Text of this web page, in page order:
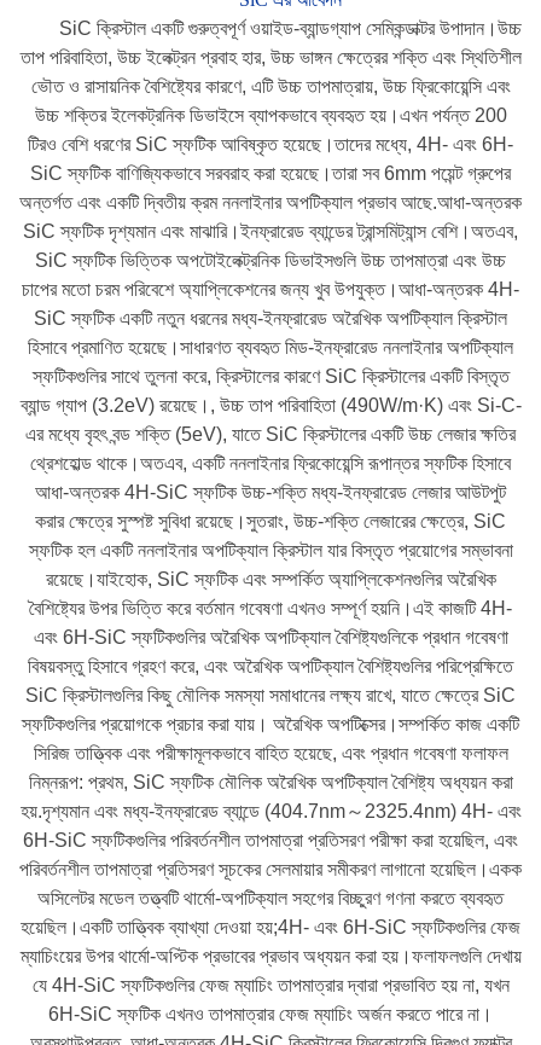
SiC ক্রিস্টাল একটি গুরুত্বপূর্ণ ওয়াইড-ব্যান্ডগ্যাপ সেমিকন্ডাক্টর উপাদান।উচ্চ
তাপ পরিবাহিতা, উচ্চ ইলেক্ট্রন প্রবাহ হার, উচ্চ ভাঙ্গন ক্ষেত্রের শক্তি এবং স্থিতিশীল
ভৌত ও রাসায়নিক বৈশিষ্ট্যের কারণে, এটি উচ্চ তাপমাত্রায়, উচ্চ ফ্রিকোয়েন্সি এবং
উচ্চ শক্তির ইলেকট্রনিক ডিভাইসে ব্যাপকভাবে ব্যবহৃত হয়।এখন পর্যন্ত 200
টিরও বেশি ধরণের SiC স্ফটিক আবিষ্কৃত হয়েছে।তাদের মধ্যে, 4H- এবং 6H-
SiC স্ফটিক বাণিজ্যিকভাবে সরবরাহ করা হয়েছে।তারা সব 6mm পয়েন্ট গ্রুপের
অন্তর্গত এবং একটি দ্বিতীয় ক্রম ননলাইনার অপটিক্যাল প্রভাব আছে.আধা-অন্তরক
SiC স্ফটিক দৃশ্যমান এবং মাঝারি।ইনফ্রারেড ব্যান্ডের ট্রান্সমিট্যান্স বেশি।অতএব,
SiC স্ফটিক ভিত্তিক অপটোইলেক্ট্রনিক ডিভাইসগুলি উচ্চ তাপমাত্রা এবং উচ্চ
চাপের মতো চরম পরিবেশে অ্যাপ্লিকেশনের জন্য খুব উপযুক্ত।আধা-অন্তরক 4H-
SiC স্ফটিক একটি নতুন ধরনের মধ্য-ইনফ্রারেড অরৈখিক অপটিক্যাল ক্রিস্টাল
হিসাবে প্রমাণিত হয়েছে।সাধারণত ব্যবহৃত মিড-ইনফ্রারেড ননলাইনার অপটিক্যাল
স্ফটিকগুলির সাথে তুলনা করে, ক্রিস্টালের কারণে SiC ক্রিস্টালের একটি বিস্তৃত
ব্যান্ড গ্যাপ (3.2eV) রয়েছে।, উচ্চ তাপ পরিবাহিতা (490W/m·K) এবং Si-C-
এর মধ্যে বৃহৎ বন্ড শক্তি (5eV), যাতে SiC ক্রিস্টালের একটি উচ্চ লেজার ক্ষতির
থ্রেশহোল্ড থাকে।অতএব, একটি ননলাইনার ফ্রিকোয়েন্সি রূপান্তর স্ফটিক হিসাবে
আধা-অন্তরক 4H-SiC স্ফটিক উচ্চ-শক্তি মধ্য-ইনফ্রারেড লেজার আউটপুট
করার ক্ষেত্রে সুস্পষ্ট সুবিধা রয়েছে।সুতরাং, উচ্চ-শক্তি লেজারের ক্ষেত্রে, SiC
স্ফটিক হল একটি ননলাইনার অপটিক্যাল ক্রিস্টাল যার বিস্তৃত প্রয়োগের সম্ভাবনা
রয়েছে।যাইহোক, SiC স্ফটিক এবং সম্পর্কিত অ্যাপ্লিকেশনগুলির অরৈখিক
বৈশিষ্ট্যের উপর ভিত্তি করে বর্তমান গবেষণা এখনও সম্পূর্ণ হয়নি।এই কাজটি 4H-
এবং 6H-SiC স্ফটিকগুলির অরৈখিক অপটিক্যাল বৈশিষ্ট্যগুলিকে প্রধান গবেষণা
বিষয়বস্তু হিসাবে গ্রহণ করে, এবং অরৈখিক অপটিক্যাল বৈশিষ্ট্যগুলির পরিপ্রেক্ষিতে
SiC ক্রিস্টালগুলির কিছু মৌলিক সমস্যা সমাধানের লক্ষ্য রাখে, যাতে ক্ষেত্রে SiC
স্ফটিকগুলির প্রয়োগকে প্রচার করা যায়। অরৈখিক অপটিক্সের।সম্পর্কিত কাজ একটি
সিরিজ তাত্ত্বিক এবং পরীক্ষামূলকভাবে বাহিত হয়েছে, এবং প্রধান গবেষণা ফলাফল
নিম্নরূপ: প্রথম, SiC স্ফটিক মৌলিক অরৈখিক অপটিক্যাল বৈশিষ্ট্য অধ্যয়ন করা
হয়.দৃশ্যমান এবং মধ্য-ইনফ্রারেড ব্যান্ডে (404.7nm～2325.4nm) 4H- এবং
6H-SiC স্ফটিকগুলির পরিবর্তনশীল তাপমাত্রা প্রতিসরণ পরীক্ষা করা হয়েছিল, এবং
পরিবর্তনশীল তাপমাত্রা প্রতিসরণ সূচকের সেলমায়ার সমীকরণ লাগানো হয়েছিল।একক
অসিলেটর মডেল তত্ত্বটি থার্মো-অপটিক্যাল সহগের বিচ্ছুরণ গণনা করতে ব্যবহৃত
হয়েছিল।একটি তাত্ত্বিক ব্যাখ্যা দেওয়া হয়;4H- এবং 6H-SiC স্ফটিকগুলির ফেজ
ম্যাচিংয়ের উপর থার্মো-অপ্টিক প্রভাবের প্রভাব অধ্যয়ন করা হয়।ফলাফলগুলি দেখায়
যে 4H-SiC স্ফটিকগুলির ফেজ ম্যাচিং তাপমাত্রার দ্বারা প্রভাবিত হয় না, যখন
6H-SiC স্ফটিক এখনও তাপমাত্রার ফেজ ম্যাচিং অর্জন করতে পারে না।